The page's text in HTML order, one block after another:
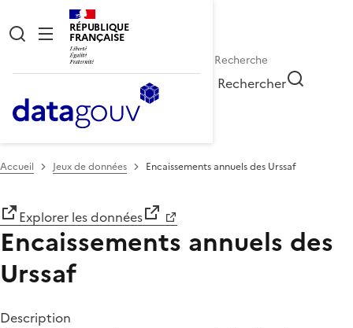
RÉPUBLIQUE
FRANÇAISE
Rechercher
Accueil Jeux de données Encaissements annuels des Urssaf
Explorer les données
Encaissements annuels des
Urssaf
Description